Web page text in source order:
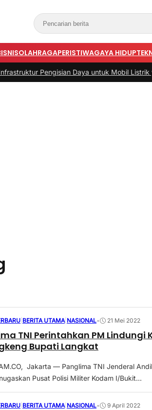
OLAHRAGAPERISTIWAGAYA HIDUP
Daya untuk Mobil Listrik yang Perlu
BERITA UTAMA NASIONAL• 21 Mei 2022
TNI Perintahkan PM Lindungi
Bupati Langkat
Jakarta — Panglima TNI Jenderal
Pusat Polisi Militer Kodam I/Bukit...
BERITA UTAMA NASIONAL• 9 April 2022